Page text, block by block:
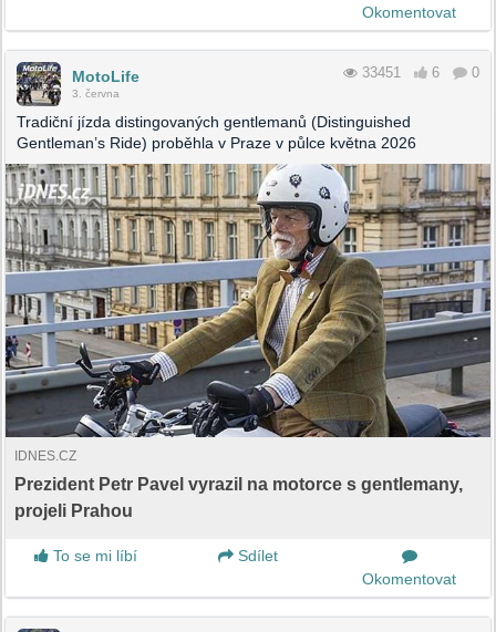
Okomentovat
MotoLife
3. června
33451 6 0
Tradiční jízda distingovaných gentlemanů (Distinguished
Gentleman’s Ride) proběhla v Praze v půlce května 2026
IDNES.CZ
Prezident Petr Pavel vyrazil na motorce s gentlemany,
projeli Prahou
To se mi líbí
Sdílet
Okomentovat